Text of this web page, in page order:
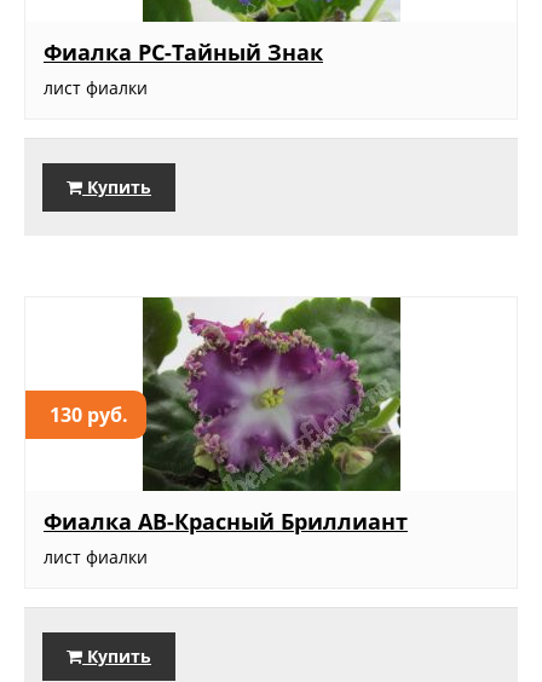
Фиалка РС-Тайный Знак
лист фиалки
Купить
130 руб.
Фиалка АВ-Красный Бриллиант
лист фиалки
Купить